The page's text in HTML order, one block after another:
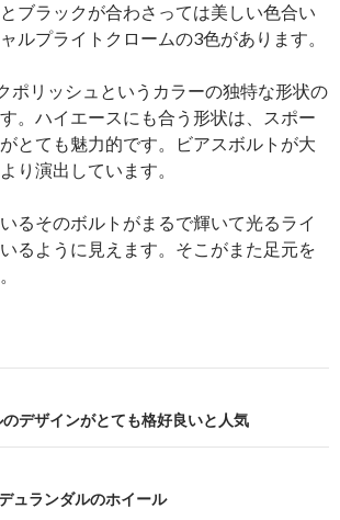
ブラックが合わさっては美しい色合い
ルプライトクロームの3色があります。
ポリッシュというカラーの独特な形状の
。ハイエースにも合う形状は、スポー
とても魅力的です。ビアスボルトが大
り演出しています。
るそのボルトがまるで輝いて光るライ
るように見えます。そこがまた足元を
デザインがとても格好良いと人気
ュランダルのホイール